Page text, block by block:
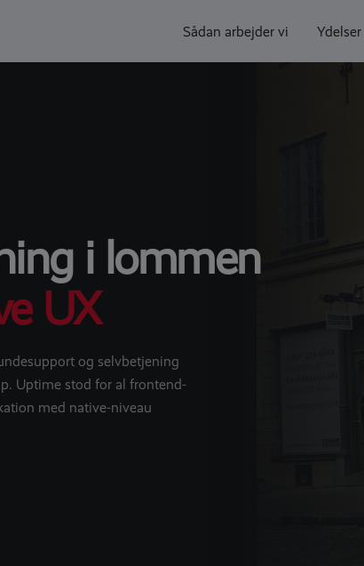
Sådan arbejder vi Ydelser
i lommen
UX
og selvbetjening
Uptime stod for al frontend-
med native-niveau